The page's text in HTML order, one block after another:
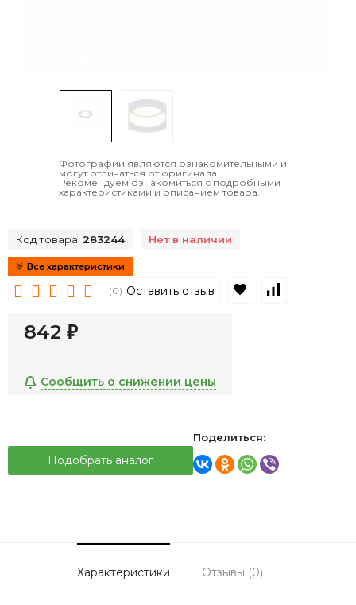
Фотографии являются ознакомительными и
могут отличаться от оригинала.
Рекомендуем ознакомиться с подробными
характеристиками и описанием товара.
Код товара: 283244 Нет в наличии
Все характеристики
(0) Оставить отзыв В избранное
842 ₽
Сообщить о снижении цены
Подобрать аналог
Поделиться:
Характеристики Отзывы (0)